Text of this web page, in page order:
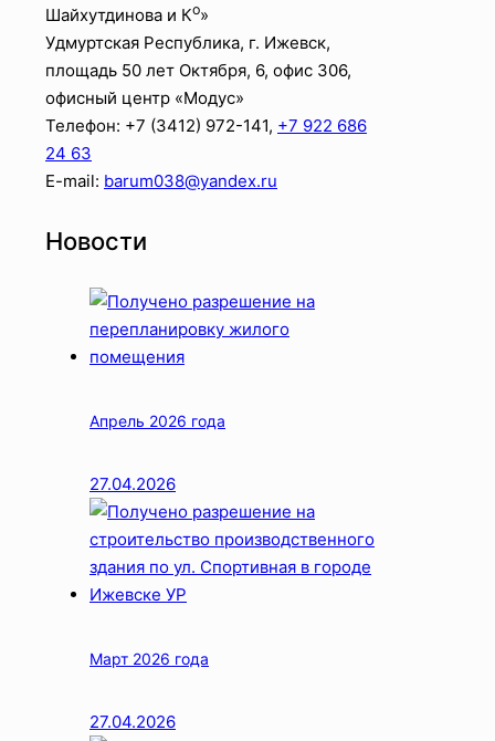
Шайхутдинова и Ко»
Удмуртская Республика, г. Ижевск,
площадь 50 лет Октября, 6, офис 306,
офисный центр «Модус»
Телефон: +7 (3412) 972-141, +7 922 686
24 63
E-mail: barum038@yandex.ru
Новости
Апрель 2026 года
27.04.2026
Март 2026 года
27.04.2026